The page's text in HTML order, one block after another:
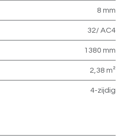
8 mm
32/ AC4
1380 mm
2,38 m²
4-zijdig